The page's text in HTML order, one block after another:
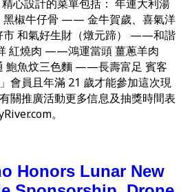
心設計的菜單包括： 年連大利湯
椒牛仔骨 —— 金牛賀歲、喜氣洋
和氣好生財（燉元蹄） ——和諧
紅燒肉 ——鴻運當頭 薑蔥羊肉
魚炆三色麵 ——長壽富足 賓客
會員且年滿 21 歲才能參加這次現
關推廣活動更多信息及抽獎時間表
。
Honors Lunar New